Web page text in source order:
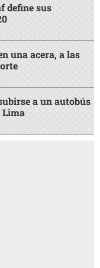
define sus
una acera, a las
a un autobús
Lima